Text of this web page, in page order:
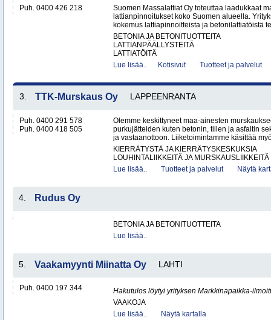
Puh. 0400 426 218
Suomen Massalattiat Oy toteuttaa laadukkaat
lattianpinnoitukset koko Suomen alueella.
kokemus lattiapinnoitteista ja betonilattiatöistä
BETONIA JA BETONITUOTTEITA
LATTIANPÄÄLLYSTEITÄ
LATTIATÖITÄ
Lue lisää..
Kotisivut Tuotteet ja palvelut
3. TTK-Murskaus Oy LAPPEENRANTA
Puh. 0400 291 578
Puh. 0400 418 505
Olemme keskittyneet maa-ainesten
purkujätteiden kuten betonin, tiilen ja asfaltin
ja vastaanottoon. Liiketoimintamme käsittää
KIERRÄTYSTÄ JA KIERRÄTYSKESKUKSIA
LOUHINTALIIKKEITÄ JA MURSKAUSLIIKKEITÄ
Lue lisää..
Tuotteet ja palvelut Näytä
4. Rudus Oy
BETONIA JA BETONITUOTTEITA
Lue lisää..
5. Vaakamyynti Miinatta Oy LAHTI
Puh. 0400 197 344
Hakutulos löytyi yrityksen Markkinapaikka-
VAAKOJA
Lue lisää..
Näytä kartalla